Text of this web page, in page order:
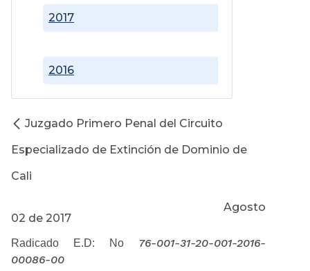
2016
2017
Juzgado Primero Penal del Circuito
Especializado de Extinción de Dominio de
Cali
Agosto
02 de 2017
Radicado E.D: No 76-001-31-20-001-2016-
00086-00